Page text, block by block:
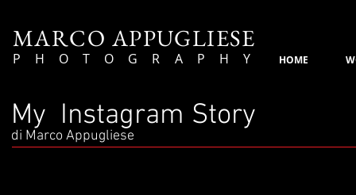
HOME
MARCO APPUGLIESE
PHOTOGRAPHY
My Instagram Story
di Marco Appugliese